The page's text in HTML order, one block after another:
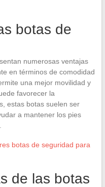
botas de
numerosas ventajas
en términos de comodidad
una mejor movilidad y
favorecer la
estas botas suelen ser
a mantener los pies
botas de seguridad para
de las botas